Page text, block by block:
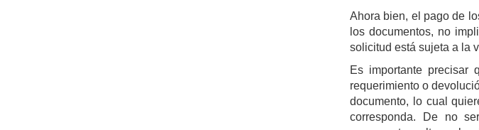
Ahora bien, el pago de
los documentos, no
solicitud está sujeta a la
Es importante precisar
requerimiento o
documento, lo cual
corresponda. De no